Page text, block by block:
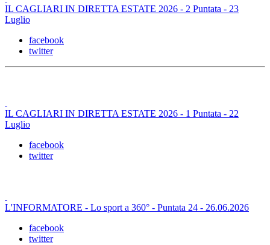
IL CAGLIARI IN DIRETTA ESTATE 2026 - 2 Puntata - 23
Luglio
facebook
twitter
IL CAGLIARI IN DIRETTA ESTATE 2026 - 1 Puntata - 22
Luglio
facebook
twitter
L'INFORMATORE - Lo sport a 360° - Puntata 24 - 26.06.2026
facebook
twitter